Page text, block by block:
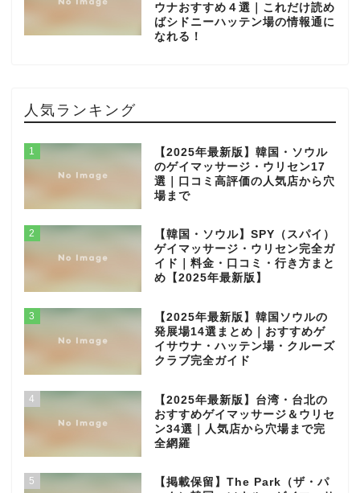
ウナおすすめ４選｜これだけ読め
ばシドニーハッテン場の情報通に
なれる！
人気ランキング
1
【2025年最新版】韓国・ソウル
のゲイマッサージ・ウリセン17
選｜口コミ高評価の人気店から穴
場まで
2
【韓国・ソウル】SPY（スパイ）
ゲイマッサージ・ウリセン完全ガ
イド｜料金・口コミ・行き方まと
め【2025年最新版】
3
【2025年最新版】韓国ソウルの
発展場14選まとめ｜おすすめゲ
イサウナ・ハッテン場・クルーズ
クラブ完全ガイド
4
【2025年最新版】台湾・台北の
おすすめゲイマッサージ＆ウリセ
ン34選｜人気店から穴場まで完
全網羅
5
【掲載保留】The Park（ザ・パ